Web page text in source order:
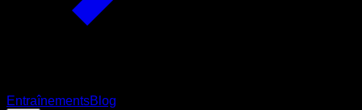
EntraînementsBlog